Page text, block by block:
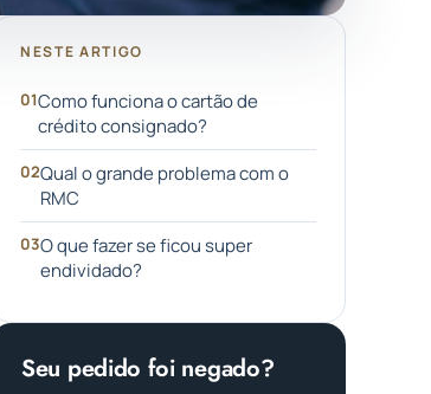
NESTE ARTIGO
Como funciona o cartão de
crédito consignado?
Qual o grande problema com o
RMC
O que fazer se ficou super
endividado?
Seu pedido foi negado?